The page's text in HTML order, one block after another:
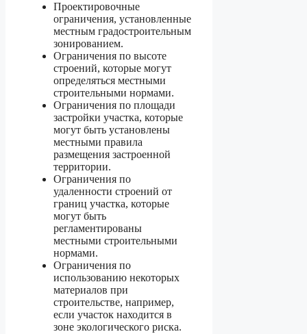
Проектировочные
ограничения, установленные
местным градостроительным
зонированием.
Ограничения по высоте
строений, которые могут
определяться местными
строительными нормами.
Ограничения по площади
застройки участка, которые
могут быть установлены
местными правила
размещения застроенной
территории.
Ограничения по
удаленности строений от
границ участка, которые
могут быть
регламентированы
местными строительными
нормами.
Ограничения по
использованию некоторых
материалов при
строительстве, например,
если участок находится в
зоне экологического риска.